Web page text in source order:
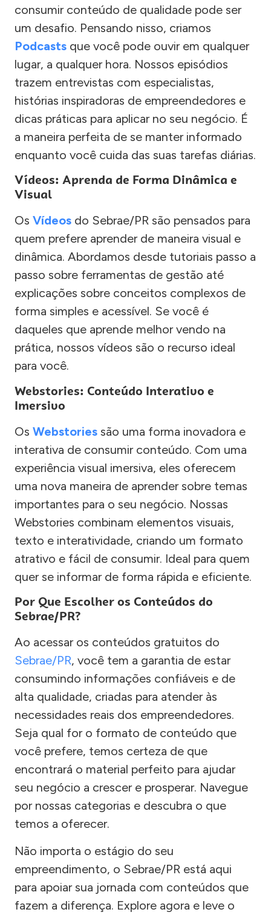
consumir conteúdo de qualidade pode ser
um desafio. Pensando nisso, criamos
Podcasts que você pode ouvir em qualquer
lugar, a qualquer hora. Nossos episódios
trazem entrevistas com especialistas,
histórias inspiradoras de empreendedores e
dicas práticas para aplicar no seu negócio. É
a maneira perfeita de se manter informado
enquanto você cuida das suas tarefas diárias.
Vídeos: Aprenda de Forma Dinâmica e
Visual
Os Vídeos do Sebrae/PR são pensados para
quem prefere aprender de maneira visual e
dinâmica. Abordamos desde tutoriais passo a
passo sobre ferramentas de gestão até
explicações sobre conceitos complexos de
forma simples e acessível. Se você é
daqueles que aprende melhor vendo na
prática, nossos vídeos são o recurso ideal
para você.
Webstories: Conteúdo Interativo e
Imersivo
Os Webstories são uma forma inovadora e
interativa de consumir conteúdo. Com uma
experiência visual imersiva, eles oferecem
uma nova maneira de aprender sobre temas
importantes para o seu negócio. Nossas
Webstories combinam elementos visuais,
texto e interatividade, criando um formato
atrativo e fácil de consumir. Ideal para quem
quer se informar de forma rápida e eficiente.
Por Que Escolher os Conteúdos do
Sebrae/PR?
Ao acessar os conteúdos gratuitos do
Sebrae/PR, você tem a garantia de estar
consumindo informações confiáveis e de
alta qualidade, criadas para atender às
necessidades reais dos empreendedores.
Seja qual for o formato de conteúdo que
você prefere, temos certeza de que
encontrará o material perfeito para ajudar
seu negócio a crescer e prosperar. Navegue
por nossas categorias e descubra o que
temos a oferecer.
Não importa o estágio do seu
empreendimento, o Sebrae/PR está aqui
para apoiar sua jornada com conteúdos que
fazem a diferença. Explore agora e leve o